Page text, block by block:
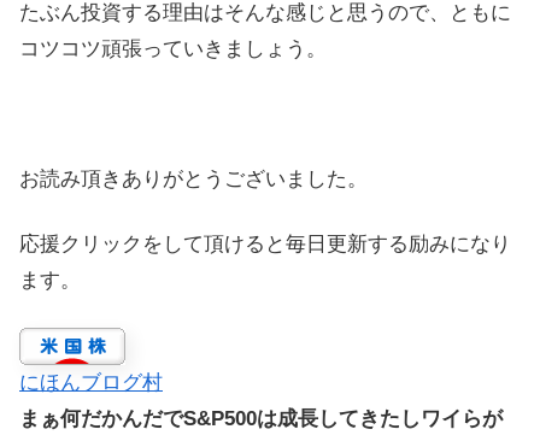
たぶん投資する理由はそんな感じと思うので、ともに
コツコツ頑張っていきましょう。
お読み頂きありがとうございました。
応援クリックをして頂けると毎日更新する励みになり
ます。
にほんブログ村
まぁ何だかんだでS&P500は成長してきたしワイらが